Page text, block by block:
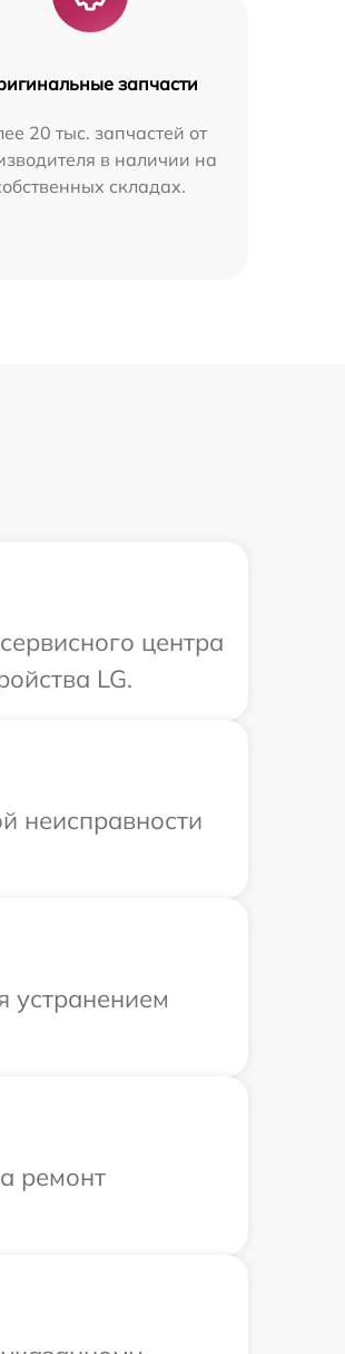
запчасти
20 тыс. запчастей от
в наличии на
складах.
центра
LG.
неисправности
устранением
ремонт